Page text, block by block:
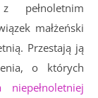
pełnoletnim
małżeński
Przestają ją
o których
niepełnoletniej